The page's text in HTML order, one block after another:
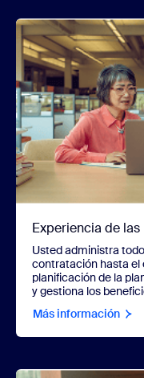
Experiencia de las
Usted administra
contratación hasta el
planificación de la
y gestiona los
Más información